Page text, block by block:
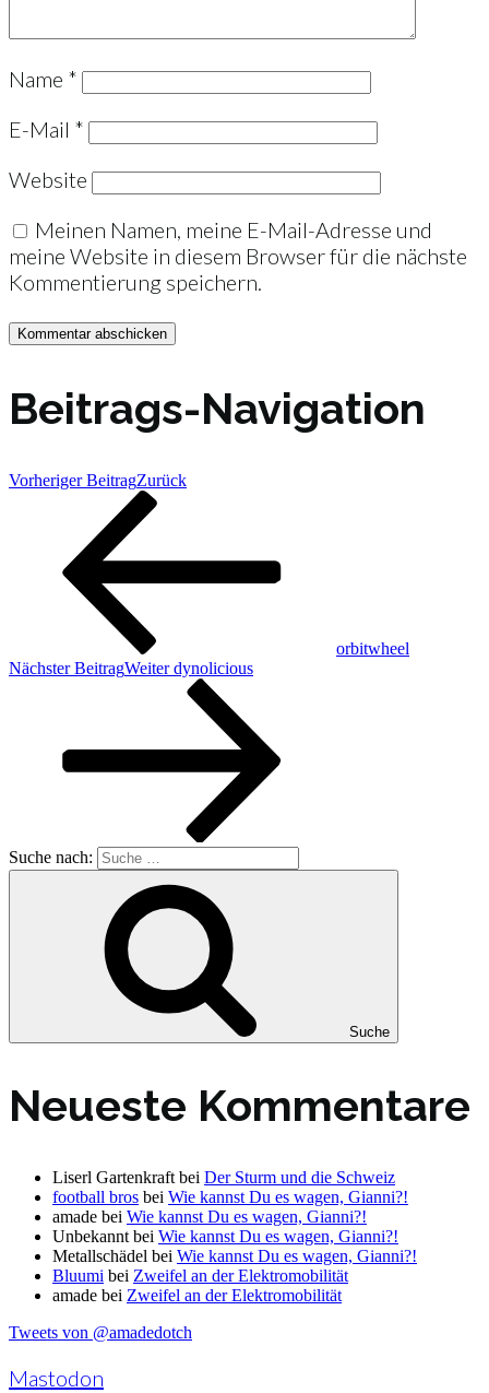
Name *
E-Mail *
Website
Meinen Namen, meine E-Mail-Adresse und
meine Website in diesem Browser für die nächste
Kommentierung speichern.
Beitrags-Navigation
Vorheriger BeitragZurück
orbitwheel
Nächster BeitragWeiter dynolicious
Suche nach:
Suche
Neueste Kommentare
Liserl Gartenkraft bei Der Sturm und die Schweiz
football bros bei Wie kannst Du es wagen, Gianni?!
amade bei Wie kannst Du es wagen, Gianni?!
Unbekannt bei Wie kannst Du es wagen, Gianni?!
Metallschädel bei Wie kannst Du es wagen, Gianni?!
Bluumi bei Zweifel an der Elektromobilität
amade bei Zweifel an der Elektromobilität
Tweets von @amadedotch
Mastodon